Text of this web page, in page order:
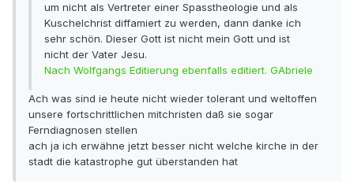
um nicht als Vertreter einer Spasstheologie und als
Kuschelchrist diffamiert zu werden, dann danke ich
sehr schön. Dieser Gott ist nicht mein Gott und ist
nicht der Vater Jesu.
Nach Wolfgangs Editierung ebenfalls editiert. GAbriele
Ach was sind ie heute nicht wieder tolerant und weltoffen
unsere fortschrittlichen mitchristen daß sie sogar
Ferndiagnosen stellen
ach ja ich erwähne jetzt besser nicht welche kirche in der
stadt die katastrophe gut überstanden hat